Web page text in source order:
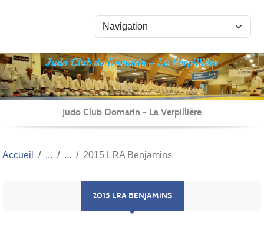
Judo Club Domarin - La Verpillière
Accueil 2015 LRA Benjamins
2015 LRA BENJAMINS